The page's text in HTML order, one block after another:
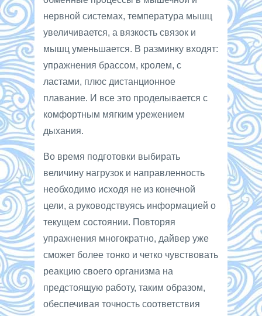
нервной системах, температура мышц
увеличивается, а вязкость связок и
мышц уменьшается. В разминку входят:
упражнения брассом, кролем, с
ластами, плюс дистанционное
плавание. И все это проделывается с
комфортным мягким урежением
дыхания.
Во время подготовки выбирать
величину нагрузок и направленность
необходимо исходя не из конечной
цели, а руководствуясь информацией о
текущем состоянии. Повторяя
упражнения многократно, дайвер уже
сможет более тонко и четко чувствовать
реакцию своего организма на
предстоящую работу, таким образом,
обеспечивая точность соответствия